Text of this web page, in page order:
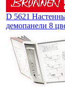
D 5621
демопанели 8